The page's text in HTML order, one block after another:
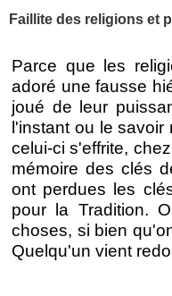
Faillite des religions et
Parce que les
adoré une fausse
joué de leur
l'instant ou le
celui-ci s'effrite,
mémoire des clés
ont perdues les
pour la Tradition.
choses, si bien
Quelqu'un vient